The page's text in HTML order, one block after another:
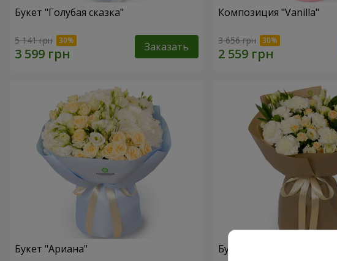
Букет "Голубая сказка"
5 141 грн Заказать
Композиция "Vanilla"
3 656 грн
Букет "Ариана" Букет "Веяна"